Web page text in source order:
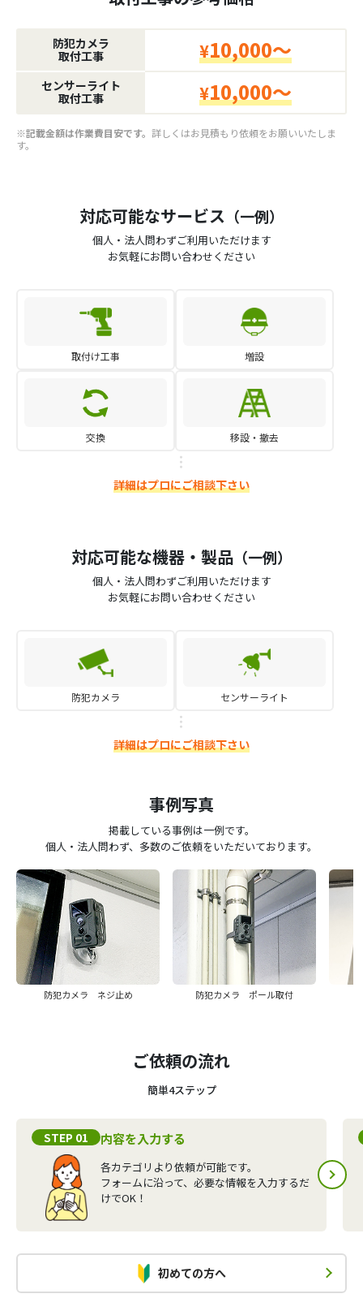
防犯カメラ
取付工事
¥10,000～
センサーライト
取付工事
¥10,000～
※記載金額は作業費目安です。 詳しくはお見積もり依頼をお願いいたしま
す。
対応可能なサービス （一例）
個人・法人問わずご利用いただけます
お気軽にお問い合わせください
取付け工事 増設
交換 移設・撤去
詳細はプロにご相談下さい
対応可能な機器・製品 （一例）
個人・法人問わずご利用いただけます
お気軽にお問い合わせください
防犯カメラ センサーライト
詳細はプロにご相談下さい
事例写真
掲載している事例は一例です。
個人・法人問わず、多数のご依頼をいただいております。
防犯カメラ ネジ止め 防犯カメラ ポール取付
ご依頼の流れ
簡単4ステップ
STEP 01 内容を入力する
各カテゴリより依頼が可能です。
フォームに沿って、必要な情報を入力するだ
けでOK！
初めての方へ